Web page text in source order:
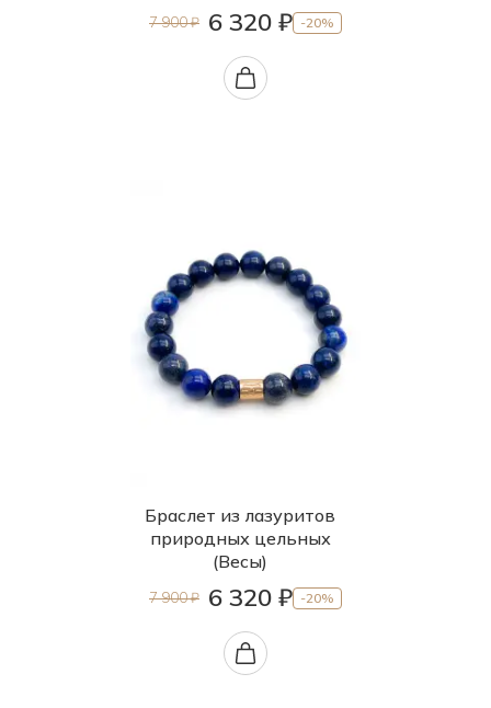
7 900 ₽ 6 320 ₽ -20%
Браслет из лазуритов
природных цельных
(Весы)
7 900 ₽ 6 320 ₽ -20%